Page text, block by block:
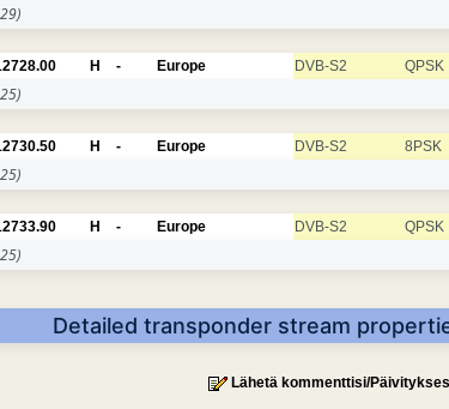
H - Europe DVB-S2 QPSK
H - Europe DVB-S2 8PSK
H - Europe DVB-S2 QPSK
Detailed transponder stream
Lähetä kommenttisi/